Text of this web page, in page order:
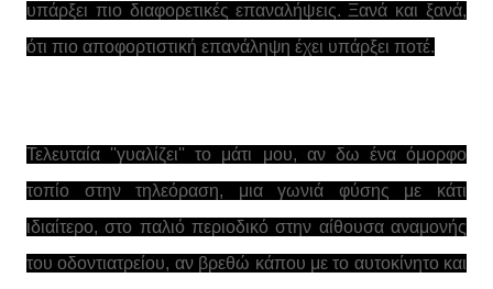
υπάρξει πιο διαφορετικές επαναλήψεις. Ξανά και ξανά,
ότι πιο αποφορτιστική επανάληψη έχει υπάρξει ποτέ.
Τελευταία ''γυαλίζει'' το μάτι μου, αν δω ένα όμορφο
τοπίο στην τηλεόραση, μια γωνιά φύσης με κάτι
ιδιαίτερο, στο παλιό περιοδικό στην αίθουσα αναμονής
του οδοντιατρείου, αν βρεθώ κάπου με το αυτοκίνητο και